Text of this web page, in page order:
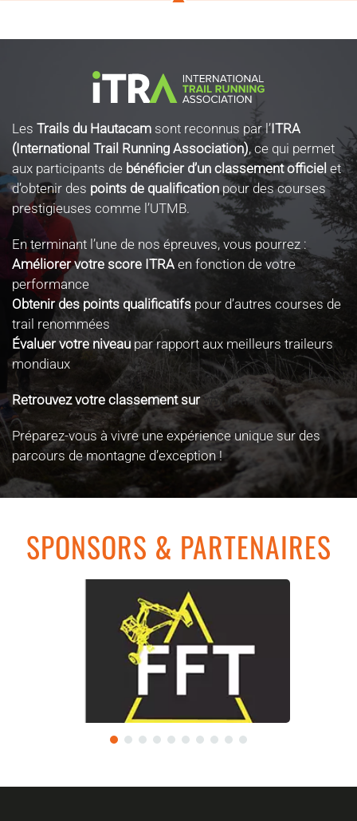
Les Trails du Hautacam sont reconnus par l’ITRA
(International Trail Running Association), ce qui permet
aux participants de bénéficier d’un classement officiel et
d’obtenir des points de qualificationpour des courses
prestigieuses comme l’UTMB.
En terminant l’une de nos épreuves, vous pourrez :
Améliorer votre score ITRA en fonction de votre
performance
Obtenir des points qualificatifs pour d’autres courses de
trail renommées
Évaluer votre niveau par rapport aux meilleurs traileurs
mondiaux
Retrouvez votre classement sur www.itra.run
Préparez-vous à vivre une expérience unique sur des
parcours de montagne d’exception !
SPONSORS & PARTENAIRES